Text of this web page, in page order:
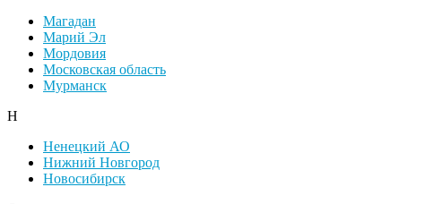
Магадан
Марий Эл
Мордовия
Московская область
Мурманск
Н
Ненецкий АО
Нижний Новгород
Новосибирск